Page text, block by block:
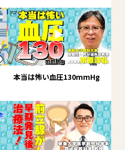
本当は怖い血圧130mmHg